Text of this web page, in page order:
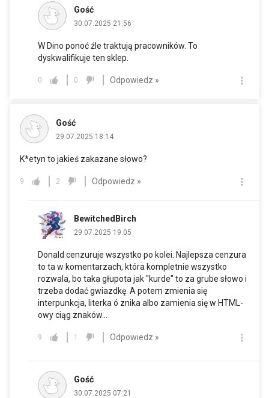
Gość
30.07.2025 21:56
W Dino ponoć źle traktują pracowników. To
dyskwalifikuje ten sklep.
0 0 Odpowiedz »
Gość
29.07.2025 18:14
K*etyn to jakieś zakazane słowo?
9 2 Odpowiedz »
BewitchedBirch
29.07.2025 19:05
Donald cenzuruje wszystko po kolei. Najlepsza cenzura
to ta w komentarzach, która kompletnie wszystko
rozwala, bo taka głupota jak "kurde" to za grube słowo i
trzeba dodać gwiazdkę. A potem zmienia się
interpunkcja, literka ó znika albo zamienia się w HTML-
owy ciąg znaków...
9 1 Odpowiedz »
Gość
30.07.2025 07:21